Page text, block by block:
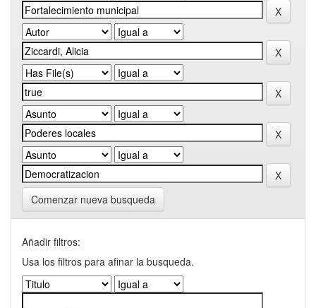
Comenzar nueva busqueda
Añadir filtros:
Usa los filtros para afinar la busqueda.